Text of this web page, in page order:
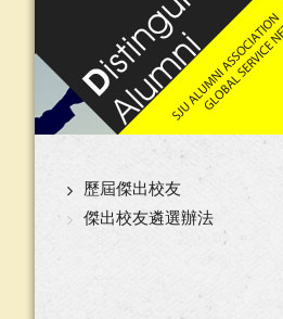
歷屆傑出校友
傑出校友遴選辦法